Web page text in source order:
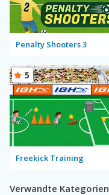
Penalty Shooters 3
Freekick Training
5
Verwandte Kategorien